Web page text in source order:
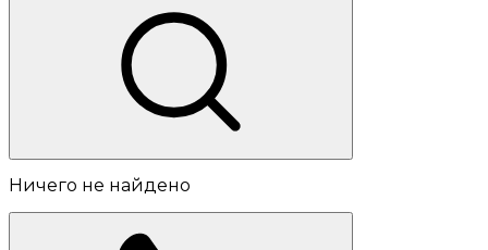
Ничего не найдено